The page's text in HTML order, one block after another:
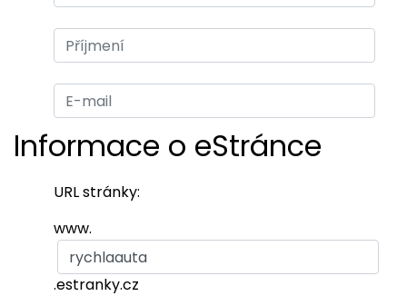
Informace o eStránce
URL stránky:
www.
.estranky.cz